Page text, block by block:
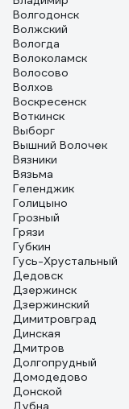
Волгодонск
Волжский
Вологда
Волоколамск
Волосово
Волхов
Воскресенск
Воткинск
Выборг
Вышний Волочек
Вязники
Вязьма
Геленджик
Голицыно
Грозный
Грязи
Губкин
Гусь-Хрустальный
Дедовск
Дзержинск
Дзержинский
Димитровград
Динская
Дмитров
Долгопрудный
Домодедово
Донской
Дубна